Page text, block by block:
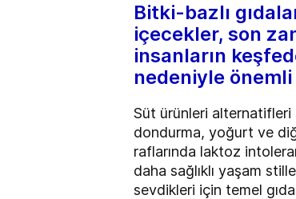
Bitki-bazlı
içecekler, son
insanların
nedeniyle
Süt ürünleri alternatifleri
dondurma, yoğurt ve
raflarında laktoz
daha sağlıklı yaşam
sevdikleri için temel